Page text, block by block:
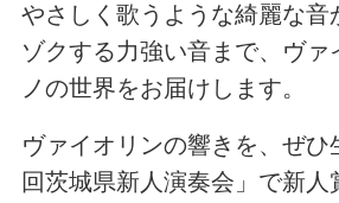
やさしく歌うような綺麗な音
ゾクする力強い音まで、ヴァ
ノの世界をお届けします。
ヴァイオリンの響きを、ぜひ
回茨城県新人演奏会」で新人